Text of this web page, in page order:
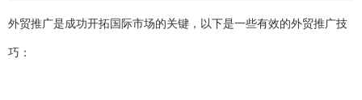
外贸推广是成功开拓国际市场的关键，以下是一些有效的外贸推广技
巧：